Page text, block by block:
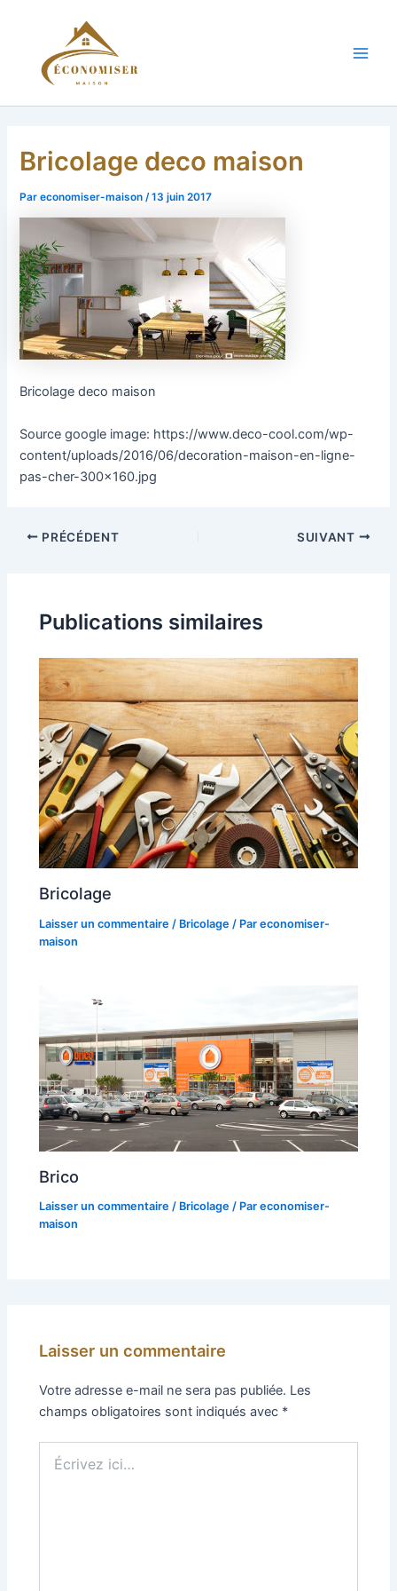
Bricolage deco maison
Pareconomiser-maison/13 juin 2017
Bricolage deco maison
Source google image: https://www.deco-cool.com/wp-
content/uploads/2016/06/decoration-maison-en-ligne-
pas-cher-300×160.jpg
PRÉCÉDENT SUIVANT
Publications similaires
Bricolage
Laisser un commentaire / Bricolage / Pareconomiser-
maison
Brico
Laisser un commentaire / Bricolage / Pareconomiser-
maison
Laisser un commentaire
Votre adresse e-mail ne sera pas publiée. Les
champs obligatoires sont indiqués avec *
ici…